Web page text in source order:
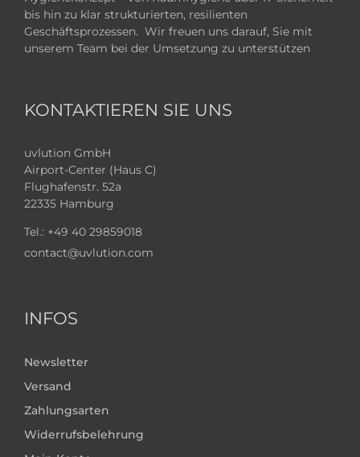
bis hin zu klar strukturierten, resilienten
Geschäftsprozessen. Wir freuen uns darauf, Sie mit
unserem Team bei der Umsetzung zu unterstützen
KONTAKTIEREN SIE UNS
uvlution GmbH
Airport-Center (Haus C)
Flughafenstr. 52a
22335 Hamburg
Tel.: +49 40 29859018
contact@uvlution.com
INFOS
Newsletter
Versand
Zahlungsarten
Widerrufsbelehrung